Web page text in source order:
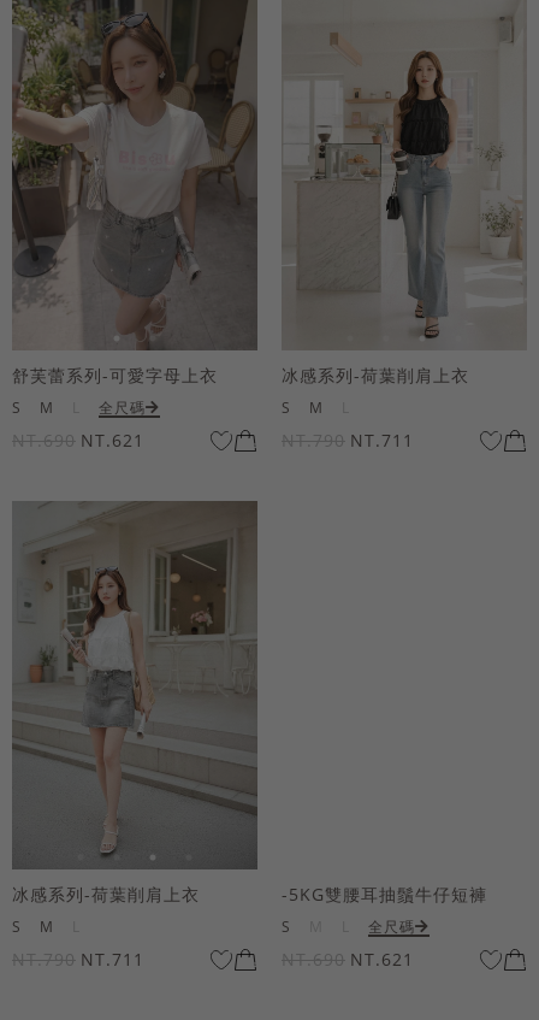
舒芙蕾系列-可愛字母上衣
S M 全尺碼
NT.690 NT.621
冰感系列-荷葉削肩上衣
S M
NT.790 NT.711
冰感系列-荷葉削肩上衣
S M
NT.790 NT.711
-5KG雙腰耳抽鬚牛仔短褲
S 全尺碼
NT.690 NT.621